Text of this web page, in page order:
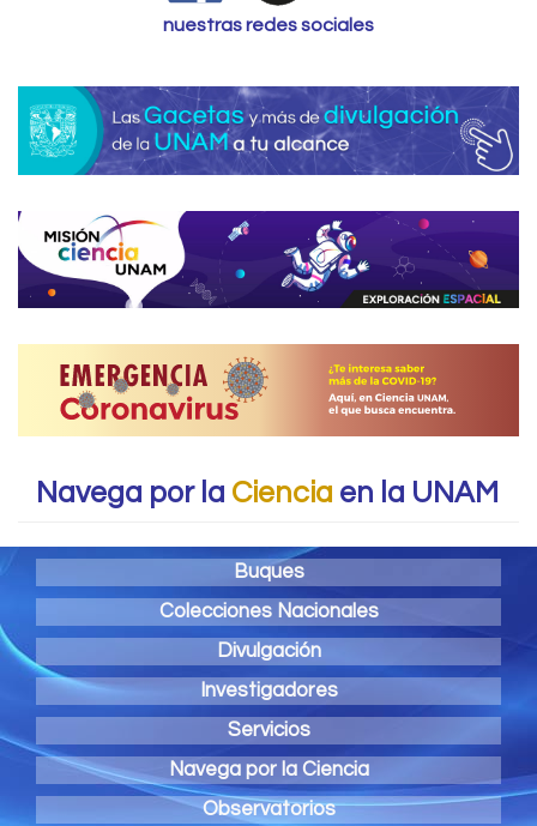
nuestras redes sociales
Navega por la Ciencia en la UNAM
Buques
Colecciones Nacionales
Divulgación
Investigadores
Servicios
Navega por la Ciencia
Observatorios